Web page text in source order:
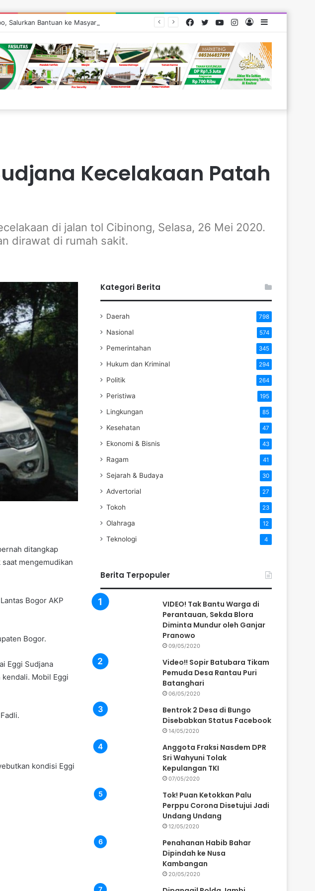
Salurkan Bantuan ke Masyarakat
Log
Instagram
YouTube
Twitter
Facebook
Kecelakaan Patah
di jalan tol Cibinong, Selasa, 26 Mei 2020.
dirawat di rumah sakit.
ditangkap
mengemudikan
Bogor AKP
Bogor.
Eggi Sudjana
Mobil Eggi
kondisi Eggi
Kategori Berita
Daerah 798
Nasional 574
Pemerintahan 345
Hukum dan Kriminal 294
Politik 264
Peristiwa 195
Lingkungan 85
Kesehatan 47
Ekonomi & Bisnis 43
Ragam 41
Sejarah & Budaya 30
Advertorial 27
Tokoh 23
Olahraga 12
Teknologi 4
Berita Terpopuler
VIDEO! Tak Bantu Warga di
Perantauan, Sekda Blora
Diminta Mundur oleh Ganjar
Pranowo
09/05/2020
Video!! Sopir Batubara Tikam
Pemuda Desa Rantau Puri
Batanghari
06/05/2020
Bentrok 2 Desa di Bungo
Disebabkan Status Facebook
14/05/2020
Anggota Fraksi Nasdem DPR
Sri Wahyuni Tolak
Kepulangan TKI
07/05/2020
Tok! Puan Ketokkan Palu
Perppu Corona Disetujui Jadi
Undang Undang
12/05/2020
Penahanan Habib Bahar
Dipindah ke Nusa
Kambangan
20/05/2020